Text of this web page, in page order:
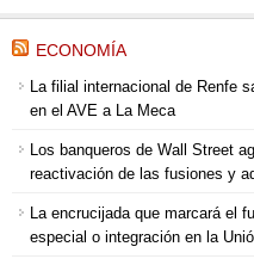
ECONOMÍA
La filial internacional de Renfe
en el AVE a La Meca
Los banqueros de Wall Street
reactivación de las fusiones y
La encrucijada que marcará el
especial o integración en la